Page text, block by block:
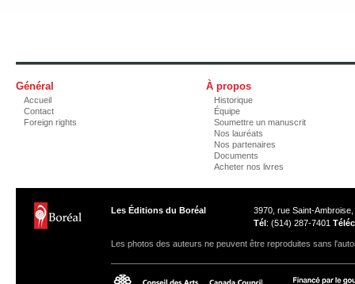
Général
Accueil
Contact
Foreign rights
À propos
Historique
Équipe
Soumettre un manuscrit
Nos lauréats
Nos partenaires
Documents
Acheter nos livres
Les Éditions du Boréal
3970, rue Saint-
Tél: (514) 287-7401 Téléc
Les photos des auteurs ne peuvent être reproduites sans